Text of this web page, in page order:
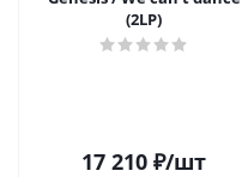
(2LP)
17 210 ₽/шт